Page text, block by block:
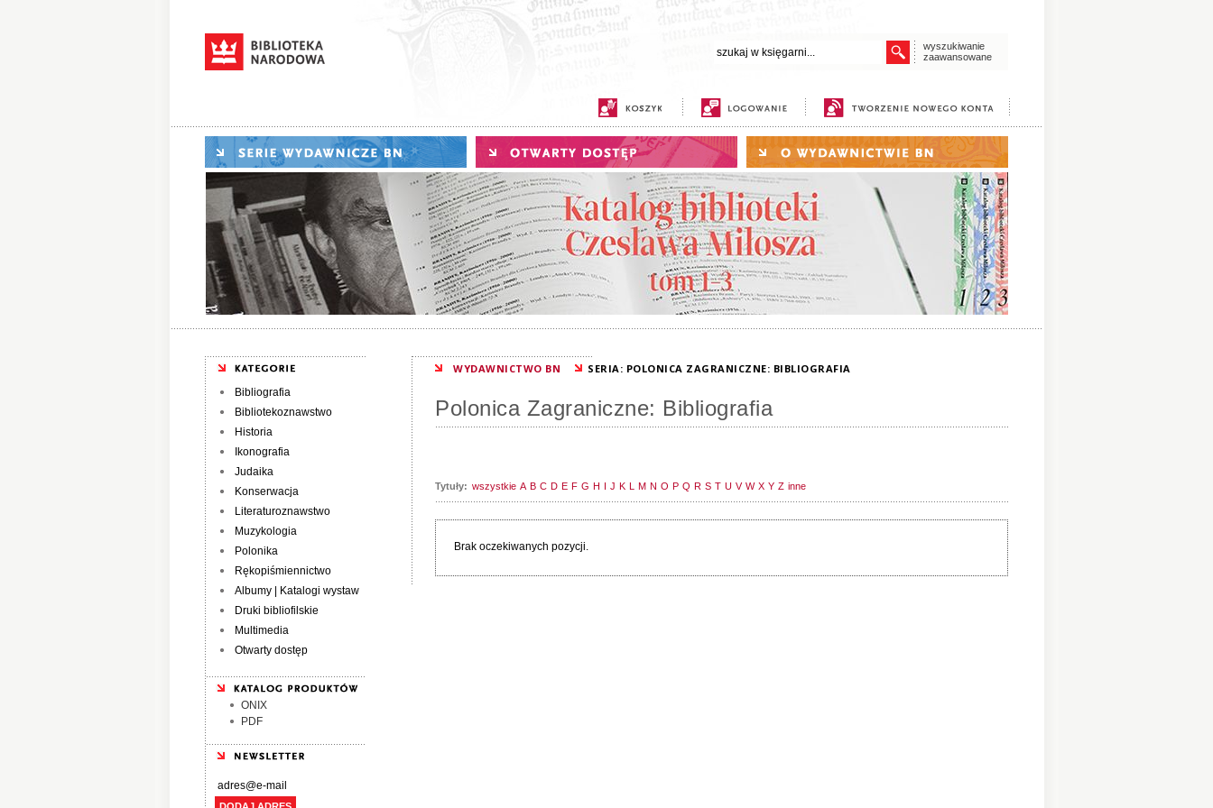
wyszukiwanie
zaawansowane
Bibliografia
Bibliotekoznawstwo
Historia
Ikonografia
Judaika
Konserwacja
Literaturoznawstwo
Muzykologia
Polonika
Rękopiśmiennictwo
Albumy | Katalogi wystaw
Druki bibliofilskie
Multimedia
Otwarty dostęp
ONIX
PDF
WYDAWNICTWO BN SERIA: POLONICA ZAGRANICZNE: BIBLIOGRAFIA
Polonica Zagraniczne: Bibliografia
Tytuły: wszystkie A B C D E F G H I J K L M N O P Q R S T U V W X Y Z inne
Brak oczekiwanych pozycji.